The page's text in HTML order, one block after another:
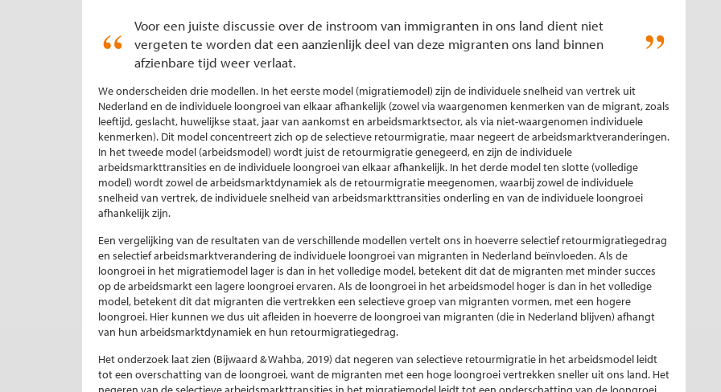
Voor een juiste discussie over de instroom van immigranten in ons land dient niet
vergeten te worden dat een aanzienlijk deel van deze migranten ons land binnen
afzienbare tijd weer verlaat.
We onderscheiden drie modellen. In het eerste model (migratiemodel) zijn de individuele snelheid van vertrek uit
Nederland en de individuele loongroei van elkaar afhankelijk (zowel via waargenomen kenmerken van de migrant, zoals
leeftijd, geslacht, huwelijkse staat, jaar van aankomst en arbeidsmarktsector, als via niet-waargenomen individuele
kenmerken). Dit model concentreert zich op de selectieve retourmigratie, maar negeert de arbeidsmarktveranderingen.
In het tweede model (arbeidsmodel) wordt juist de retourmigratie genegeerd, en zijn de individuele
arbeidsmarkttransities en de individuele loongroei van elkaar afhankelijk. In het derde model ten slotte (volledige
model) wordt zowel de arbeidsmarktdynamiek als de retourmigratie meegenomen, waarbij zowel de individuele
snelheid van vertrek, de individuele snelheid van arbeidsmarkttransities onderling en van de individuele loongroei
afhankelijk zijn.
Een vergelijking van de resultaten van de verschillende modellen vertelt ons in hoeverre selectief retourmigratiegedrag
en selectief arbeidsmarktverandering de individuele loongroei van migranten in Nederland beïnvloeden. Als de
loongroei in het migratiemodel lager is dan in het volledige model, betekent dit dat de migranten met minder succes
op de arbeidsmarkt een lagere loongroei ervaren. Als de loongroei in het arbeidsmodel hoger is dan in het volledige
model, betekent dit dat migranten die vertrekken een selectieve groep van migranten vormen, met een hogere
loongroei. Hier kunnen we dus uit afleiden in hoeverre de loongroei van migranten (die in Nederland blijven) afhangt
van hun arbeidsmarktdynamiek en hun retourmigratiegedrag.
Het onderzoek laat zien (Bijwaard & Wahba, 2019) dat negeren van selectieve retourmigratie in het arbeidsmodel leidt
tot een overschatting van de loongroei, want de migranten met een hoge loongroei vertrekken sneller uit ons land. Het